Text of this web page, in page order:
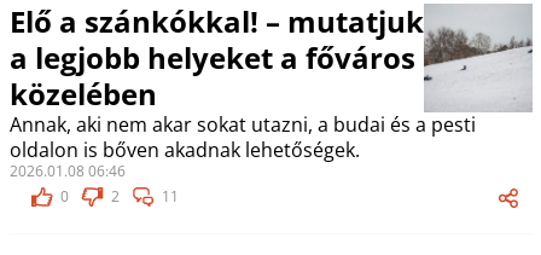
Elő a szánkókkal! – mutatjuk
a legjobb helyeket a főváros
közelében
Annak, aki nem akar sokat utazni, a budai és a pesti
oldalon is bőven akadnak lehetőségek.
2026.01.08 06:46
0
2 11